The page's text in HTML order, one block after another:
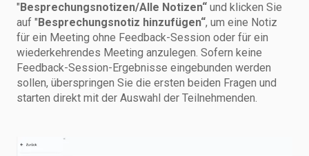
" Besprechungsnotizen/Alle Notizen“ und klicken Sie
auf " Besprechungsnotiz hinzufügen“, um eine Notiz
für ein Meeting ohne Feedback-Session oder für ein
wiederkehrendes Meeting anzulegen. Sofern keine
Feedback-Session-Ergebnisse eingebunden werden
sollen, überspringen Sie die ersten beiden Fragen und
starten direkt mit der Auswahl der Teilnehmenden.